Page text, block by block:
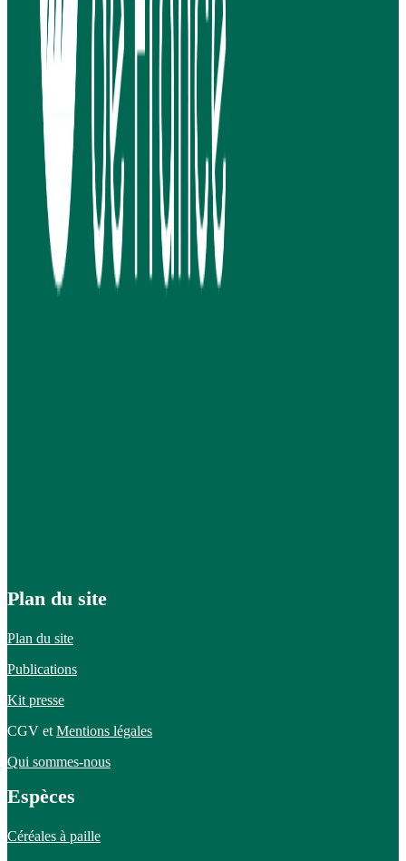
Plan du site
Plan du site
Publications
Kit presse
CGV et Mentions légales
Qui sommes-nous
Espèces
Céréales à paille